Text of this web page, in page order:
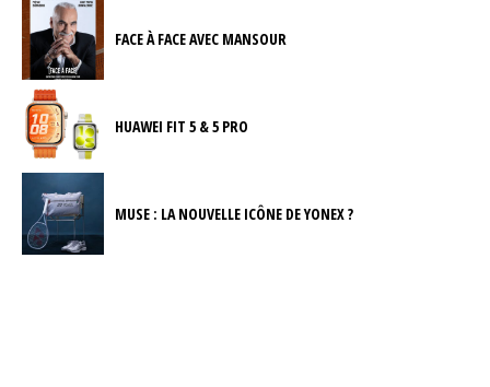
FACE À FACE AVEC MANSOUR
HUAWEI FIT 5 & 5 PRO
MUSE : LA NOUVELLE ICÔNE DE YONEX ?